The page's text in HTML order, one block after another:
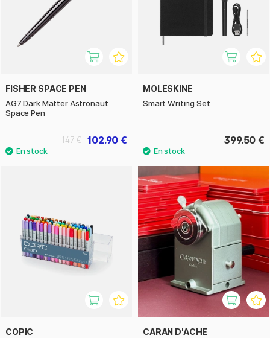
FISHER SPACE PEN
AG7 Dark Matter Astronaut
Space Pen
102.90 €
147 €
MOLESKINE
Smart Writing Set
399.50 €
COPIC CARAN D'ACHE